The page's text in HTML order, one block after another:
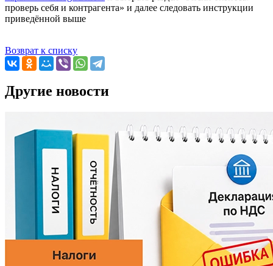
проверь себя и контрагента» и далее следовать инструкции
приведённой выше
Возврат к списку
Другие новости